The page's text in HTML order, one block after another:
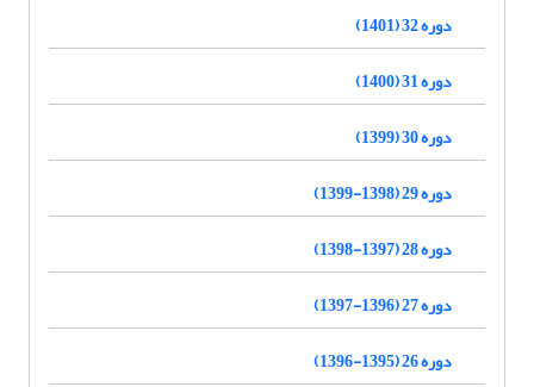
دوره 32 (1401)
دوره 31 (1400)
دوره 30 (1399)
دوره 29 (1398-1399)
دوره 28 (1397-1398)
دوره 27 (1396-1397)
دوره 26 (1395-1396)